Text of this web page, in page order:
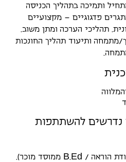
ותמיכה בתהליך הכניסה
פדגוגיים – מקצועיים
תהליכי הערכה ומתן משוב.
מתמחה ותיעוד תהליך החונכות
נדרשים להשתתפות
הוראה / BEd
ממוסד מוכר).